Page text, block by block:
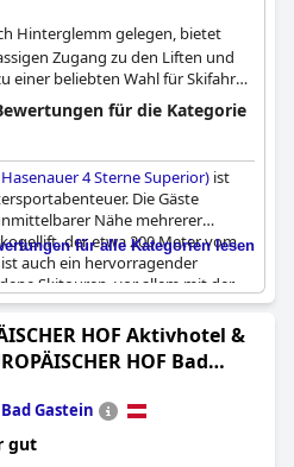
Hinterglemm gelegen, bietet
Zugang zu den Liften und
einer beliebten Wahl für Skifahrer
Geschehen suchen.für die Kategorie
4 Sterne Superior) ist
Die Gäste
Nähe mehrerer
der etwa 200 Meter vom
auch ein hervorragender
Skitouren, vor allem mit der
kostenlose Nutzung von Liften
erhalten. Diese Karte ist ein
die den damit verbundenen
schätzen. Das Hotel bietet
in dem die Gäste ihre
können. Insgesamt
des Hotels Hasenauer perfekt
Niveaus ist.
für alle Kategorien lesen
HOF Aktivhotel &
HOF Bad
Bad Gastein
gut